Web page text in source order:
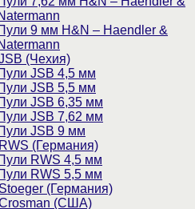
9 мм H&N – Haendler &
(Чехия)
JSB 4,5 мм
JSB 5,5 мм
JSB 6,35 мм
JSB 7,62 мм
JSB 9 мм
(Германия)
RWS 4,5 мм
RWS 5,5 мм
(Германия)
(США)